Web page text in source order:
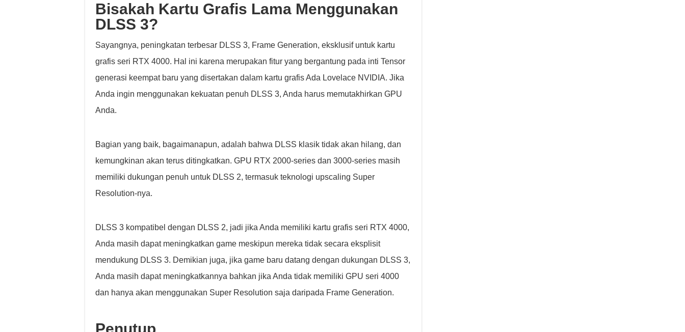
Bisakah Kartu Grafis Lama Menggunakan
DLSS 3?
Sayangnya, peningkatan terbesar DLSS 3, Frame Generation, eksklusif untuk kartu
grafis seri RTX 4000. Hal ini karena merupakan fitur yang bergantung pada inti Tensor
generasi keempat baru yang disertakan dalam kartu grafis Ada Lovelace NVIDIA. Jika
Anda ingin menggunakan kekuatan penuh DLSS 3, Anda harus memutakhirkan GPU
Anda.
Bagian yang baik, bagaimanapun, adalah bahwa DLSS klasik tidak akan hilang, dan
kemungkinan akan terus ditingkatkan. GPU RTX 2000-series dan 3000-series masih
memiliki dukungan penuh untuk DLSS 2, termasuk teknologi upscaling Super
Resolution-nya.
DLSS 3 kompatibel dengan DLSS 2, jadi jika Anda memiliki kartu grafis seri RTX 4000,
Anda masih dapat meningkatkan game meskipun mereka tidak secara eksplisit
mendukung DLSS 3. Demikian juga, jika game baru datang dengan dukungan DLSS 3,
Anda masih dapat meningkatkannya bahkan jika Anda tidak memiliki GPU seri 4000
dan hanya akan menggunakan Super Resolution saja daripada Frame Generation.